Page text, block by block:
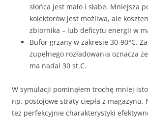
słońca jest mało i słabe. Mniejsza
kolektorów jest możliwa, ale
zbiornika – lub deficytu energii w
Bufor grzany w zakresie 30-90°C.
zupełnego rozładowania oznacza
ma nadal 30 st.C.
W symulacji pominąłem trochę mniej
np. postojowe straty ciepła z magazynu.
też perfekcyjnie charakterystyki